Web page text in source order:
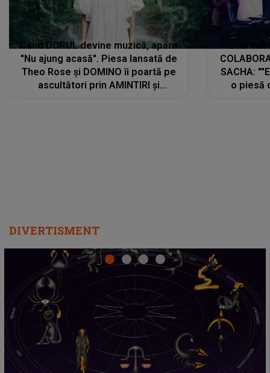
Când DORUL devine muzică, apare
"Nu ajung acasă". Piesa lansată de
Theo Rose și DOMINO îi poartă pe
ascultători prin AMINTIRI și
SACHA:
o piesă
DIVERTISMENT